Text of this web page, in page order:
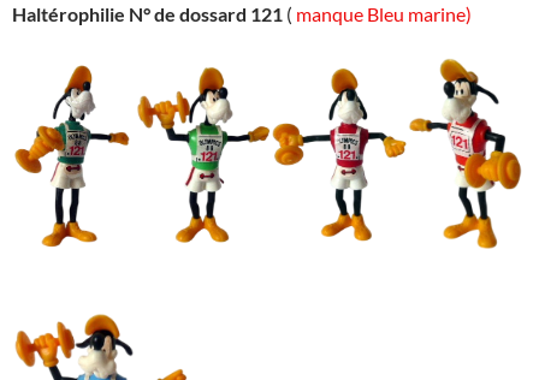
Haltérophilie N° de dossard 121 ( manque Bleu marine)